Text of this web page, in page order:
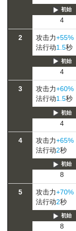
初始
4
2 攻击力+55%
法行动1.5秒
初始
4
3 攻击力+60%
法行动1.5秒
初始
4
4 攻击力+65%
法行动2秒
初始
8
5 攻击力+70%
法行动2秒
初始
8